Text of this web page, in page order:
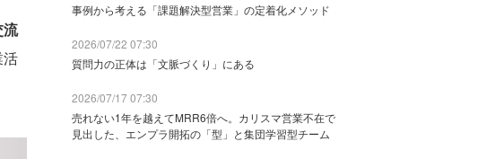
流
活
事例から考える「課題解決型営業」の定着化メソッド
2026/07/22 07:30
質問力の正体は「文脈づくり」にある
2026/07/17 07:30
売れない1年を越えてMRR6倍へ。カリスマ営業不在で
見出した、エンプラ開拓の「型」と集団学習型チーム